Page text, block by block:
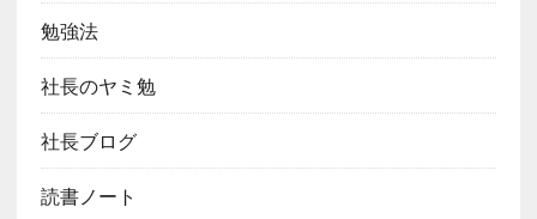
勉強法
社長のヤミ勉
社長ブログ
読書ノート